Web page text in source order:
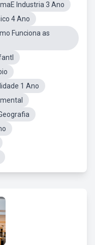
Industria 3 Ano
4 Ano
Funciona as
1 Ano